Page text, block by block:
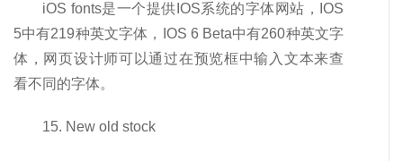
iOS fonts是一个提供IOS系统的字体网站，IOS
5中有219种英文字体，IOS 6 Beta中有260种英文字
体，网页设计师可以通过在预览框中输入文本来查
看不同的字体。
15. New old stock